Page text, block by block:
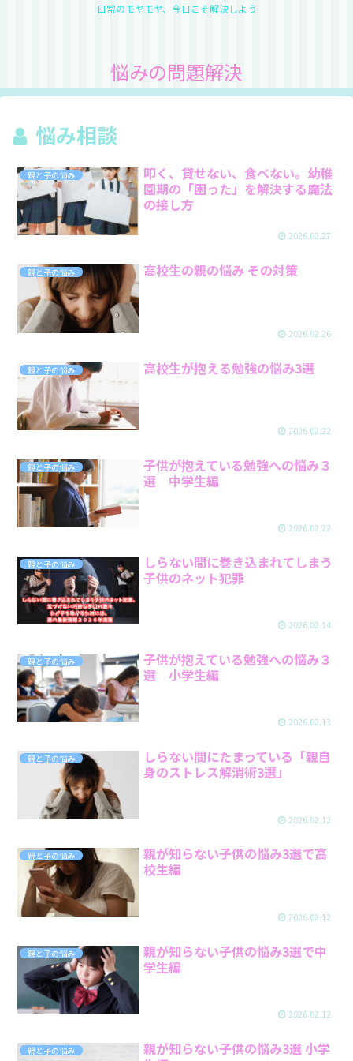
日常のモヤモヤ、今日こそ解決しよう
悩みの問題解決
悩み相談
親と子の悩み
叩く、貸せない、食べない。幼稚
園期の「困った」を解決する魔法
の接し方
2026.02.27
親と子の悩み 高校生の親の悩み その対策
2026.02.26
親と子の悩み 高校生が抱える勉強の悩み3選
2026.02.22
親と子の悩み
子供が抱えている勉強への悩み３
選 中学生編
2026.02.22
親と子の悩み
しらない間に巻き込まれてしまう
子供のネット犯罪
2026.02.14
親と子の悩み
子供が抱えている勉強への悩み３
選 小学生編
2026.02.13
親と子の悩み
しらない間にたまっている「親自
身のストレス解消術3選」
2026.02.12
親と子の悩み
親が知らない子供の悩み3選で高
校生編
2026.02.12
親と子の悩み
親が知らない子供の悩み3選で中
学生編
2026.02.12
親と子の悩み
親が知らない子供の悩み3選 小学